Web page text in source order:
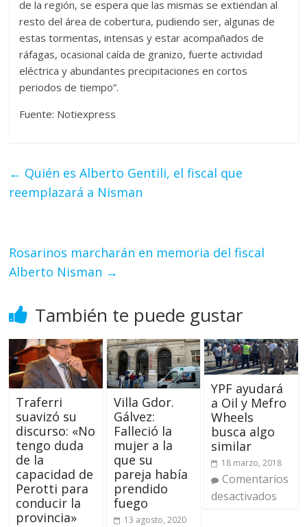
de la región, se espera que las mismas se extiendan al
resto del área de cobertura, pudiendo ser, algunas de
estas tormentas, intensas y estar acompañados de
ráfagas, ocasional caída de granizo, fuerte actividad
eléctrica y abundantes precipitaciones en cortos
periodos de tiempo”.
Fuente: Notiexpress
← Quién es Alberto Gentili, el fiscal que
reemplazará a Nisman
Rosarinos marcharán en memoria del fiscal
Alberto Nisman →
También te puede gustar
Traferri
suavizó su
discurso: «No
tengo duda
de la
capacidad de
Perotti para
conducir la
provincia»
Villa Gdor.
Gálvez:
Falleció la
mujer a la
que su
pareja había
prendido
fuego
13 agosto, 2020
YPF ayudará
a Oil y Mefro
Wheels
busca algo
similar
18 marzo, 2018
Comentarios
desactivados